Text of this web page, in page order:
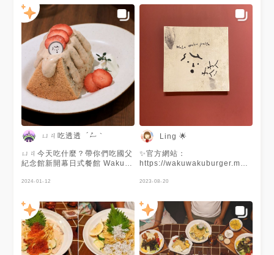
幸運的有空桌可以享用美食 這
間店的義大利麵濃郁好吃 甜點
布丁更是綿密不會太甜 整間店
的裝潢非常文青簡約又可愛 完
全符合女孩約會的想像💖 大家
一定要來試試喔~ #台北 #大安
#國父紀念館 #義大利麵 #布丁
到，常出現到老闆都問你怎麼又
需要理由 🤧 每次必點的開胃菜
品項 外脆內軟的唐揚炸雞，一
口咬下超多汁的炸櫛瓜，搭配特
製的柚子胡椒醬，超級加分！還
有清脆的烤白花椰菜，配上巴薩
米克醋醬，酸甜開胃。 我最愛
的醬燒牛肉芫荽細扁麵！有香菜
就先加分！濃郁入味的醬汁和口
果豬排漢堡更是將我所有喜愛的
元素都融合在一起！鹹甜豐富的
層次感，厚實又無肥肉的炸豬
排，簡直讓人欲罷不能 🤤 鮮奶
茶哈密瓜戚風蛋糕和濃郁的紅茶
不能錯過😋 - ✔️ 唐揚炸雞與剝
子胡椒醬 $180 ✔️ 烤白花椰菜
佐巴薩米克醋 $220 ✔️ 醬燒牛
肉芫荽奶油細扁麵 $300 ✔️ 肉
桂蘋果豬排堡 $290 ✔️ 鮮奶茶
季節水果戚風蛋糕 $110 ✔️ 濃
韻紅茶牛奶 $120 ✔️ 美式咖啡
ㄩㄐ吃透透 ´ސު｀
ㄩㄐ今天吃什麼？帶你們吃國父
紀念館新開幕日式餐館 Waku全
合了burger、pasta、cafe三家
餐點注入全新的想法及品項，提
供給大家更多更好的用餐體驗!!
超喜歡waku的唐揚炸雞這邊一
樣有！外脆內軟又多汁，再淋上
剝皮辣椒醬增添風味，我可以獨
吞一整份🤭炸櫛瓜搭配的是柚子
2024-01-12
Ling 🌟
✨官方網站：
https://
Q4f21uG1XWQ
2023-08-20